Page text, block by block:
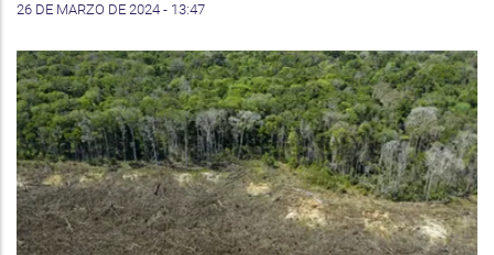
26 DE MARZO DE 2024 - 13:47